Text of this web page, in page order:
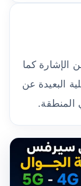
الإشارة كما
البعيدة عن
المنطقة.